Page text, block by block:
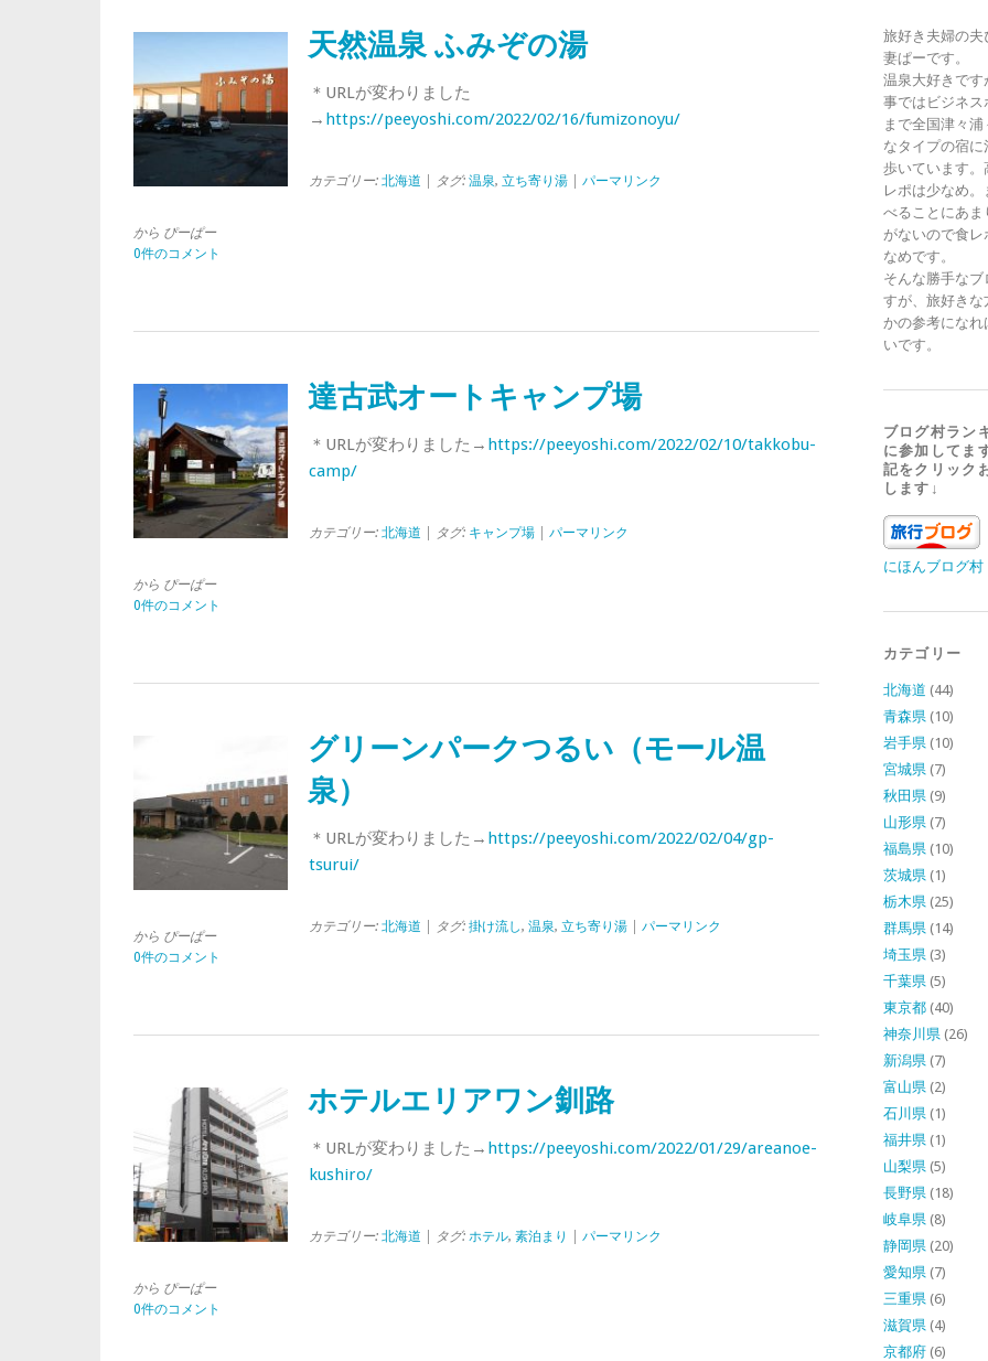
から ぴーぱー
0件のコメント
天然温泉 ふみぞの湯
＊URLが変わりました
→ https://peeyoshi.com/2022/02/16/fumizonoyu/
カテゴリー: 北海道 | タグ: 温泉, 立ち寄り湯| パーマリンク
から ぴーぱー
0件のコメント
達古武オートキャンプ場
＊URLが変わりました→ https://peeyoshi.com/2022/02/10/takkobu-
camp/
カテゴリー: 北海道 | タグ: キャンプ場| パーマリンク
から ぴーぱー
0件のコメント
グリーンパークつるい（モール温
泉）
＊URLが変わりました→ https://peeyoshi.com/2022/02/04/gp-
tsurui/
カテゴリー: 北海道 | タグ: 掛け流し, 温泉, 立ち寄り湯| パーマリンク
から ぴーぱー
0件のコメント
ホテルエリアワン釧路
＊URLが変わりました→ https://peeyoshi.com/2022/01/29/areanoe-
kushiro/
カテゴリー: 北海道 | タグ: ホテル, 素泊まり パーマリンク
旅好き夫婦の夫
妻ぱーです。
温泉大好きです
事ではビジネス
まで全国津々浦
なタイプの宿に
歩いています。
レポは少なめ。
べることにあま
がないので食レ
なめです。
そんな勝手なブ
すが、旅好きな
かの参考になれ
いです。
ブログ村ラン
に参加してま
記をクリック
します↓
にほんブログ村
カテゴリー
北海道 (44)
青森県(10)
岩手県(10)
宮城県(7)
秋田県(9)
山形県(7)
福島県(10)
茨城県(1)
栃木県(25)
群馬県(14)
埼玉県(3)
千葉県(5)
東京都(40)
神奈川県(26)
新潟県(7)
富山県(2)
石川県(1)
福井県(1)
山梨県(5)
長野県(18)
岐阜県(8)
静岡県(20)
愛知県(7)
三重県(6)
滋賀県(4)
京都府(6)